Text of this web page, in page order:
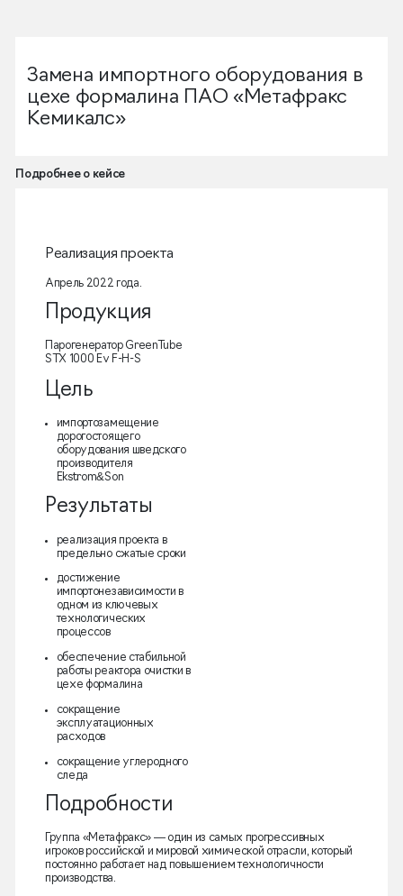
Замена импортного оборудования в
цехе формалина ПАО «Метафракс
Кемикалс»
Подробнее о кейсе
Реализация проекта
Апрель 2022 года.
Продукция
Парогенератор GreenTube
STX 1000 Ev F-H-S
Цель
импортозамещение
дорогостоящего
оборудования шведского
производителя
Ekstrom&Son
Результаты
реализация проекта в
предельно сжатые сроки
достижение
импортонезависимости в
одном из ключевых
технологических
процессов
обеспечение стабильной
работы реактора очистки в
цехе формалина
сокращение
эксплуатационных
расходов
сокращение углеродного
следа
Подробности
Группа «Метафракс» — один из самых прогрессивных
игроков российской и мировой химической отрасли, который
постоянно работает над повышением технологичности
производства.